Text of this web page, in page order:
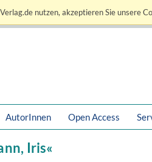
nutzen, akzeptieren Sie unsere
AutorInnen Open Access
Iris«